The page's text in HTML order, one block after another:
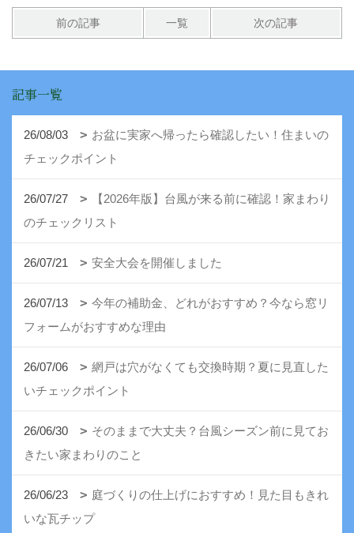
前の記事 一覧 次の記事
記事一覧
26/08/03
お盆に実家へ帰ったら確認したい！住まいの
チェックポイント
26/07/27
【2026年版】台風が来る前に確認！家まわり
のチェックリスト
26/07/21 安全大会を開催しました
26/07/13
今年の補助金、どれがおすすめ？今なら窓リ
フォームがおすすめな理由
26/07/06
網戸は穴がなくても交換時期？夏に見直した
いチェックポイント
26/06/30
そのままで大丈夫？台風シーズン前に見てお
きたい家まわりのこと
26/06/23
庭づくりの仕上げにおすすめ！見た目もきれ
いな瓦チップ